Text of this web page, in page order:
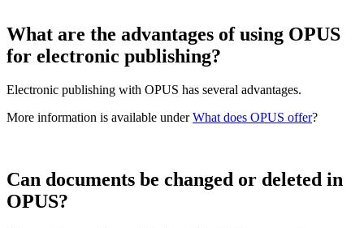
What are the advantages of using OPUS
for electronic publishing?
Electronic publishing with OPUS has several advantages.
More information is available underWhat does OPUS offer?
Can documents be changed or deleted in
OPUS?